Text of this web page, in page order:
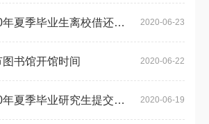
2020-06-23
北京大学2020年夏季毕业生离校借还书办理通知
2020-06-22
书馆开馆时间
2020-06-19
北京大学2020年夏季毕业研究生提交学位论文的通知